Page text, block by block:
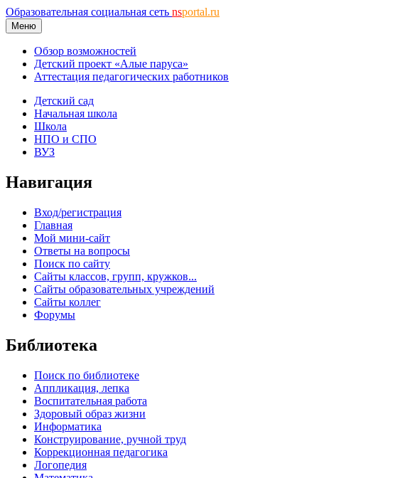
Образовательная социальная сеть nsportal.ru
Меню
Обзор возможностей
Детский проект «Алые паруса»
Аттестация педагогических работников
Детский сад
Начальная школа
Школа
НПО и СПО
ВУЗ
Навигация
Вход/регистрация
Главная
Мой мини-сайт
Ответы на вопросы
Поиск по сайту
Сайты классов, групп, кружков...
Сайты образовательных учреждений
Сайты коллег
Форумы
Библиотека
Поиск по библиотеке
Аппликация, лепка
Воспитательная работа
Здоровый образ жизни
Информатика
Конструирование, ручной труд
Коррекционная педагогика
Логопедия